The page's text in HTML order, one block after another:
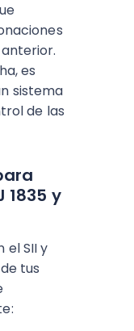
es
sistema
de las
1835 y
SII y
tus